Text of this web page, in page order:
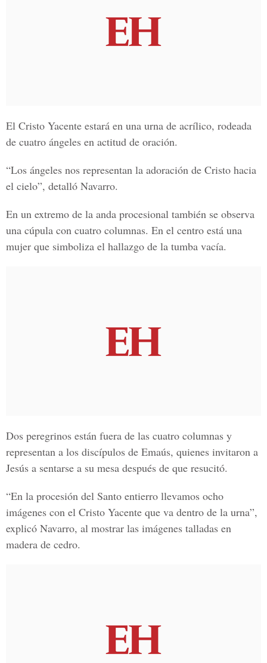
El Cristo Yacente estará en una urna de acrílico, rodeada
de cuatro ángeles en actitud de oración.
“Los ángeles nos representan la adoración de Cristo hacia
el cielo”, detalló Navarro.
En un extremo de la anda procesional también se observa
una cúpula con cuatro columnas. En el centro está una
mujer que simboliza el hallazgo de la tumba vacía.
Dos peregrinos están fuera de las cuatro columnas y
representan a los discípulos de Emaús, quienes invitaron a
Jesús a sentarse a su mesa después de que resucitó.
“En la procesión del Santo entierro llevamos ocho
imágenes con el Cristo Yacente que va dentro de la urna”,
explicó Navarro, al mostrar las imágenes talladas en
madera de cedro.